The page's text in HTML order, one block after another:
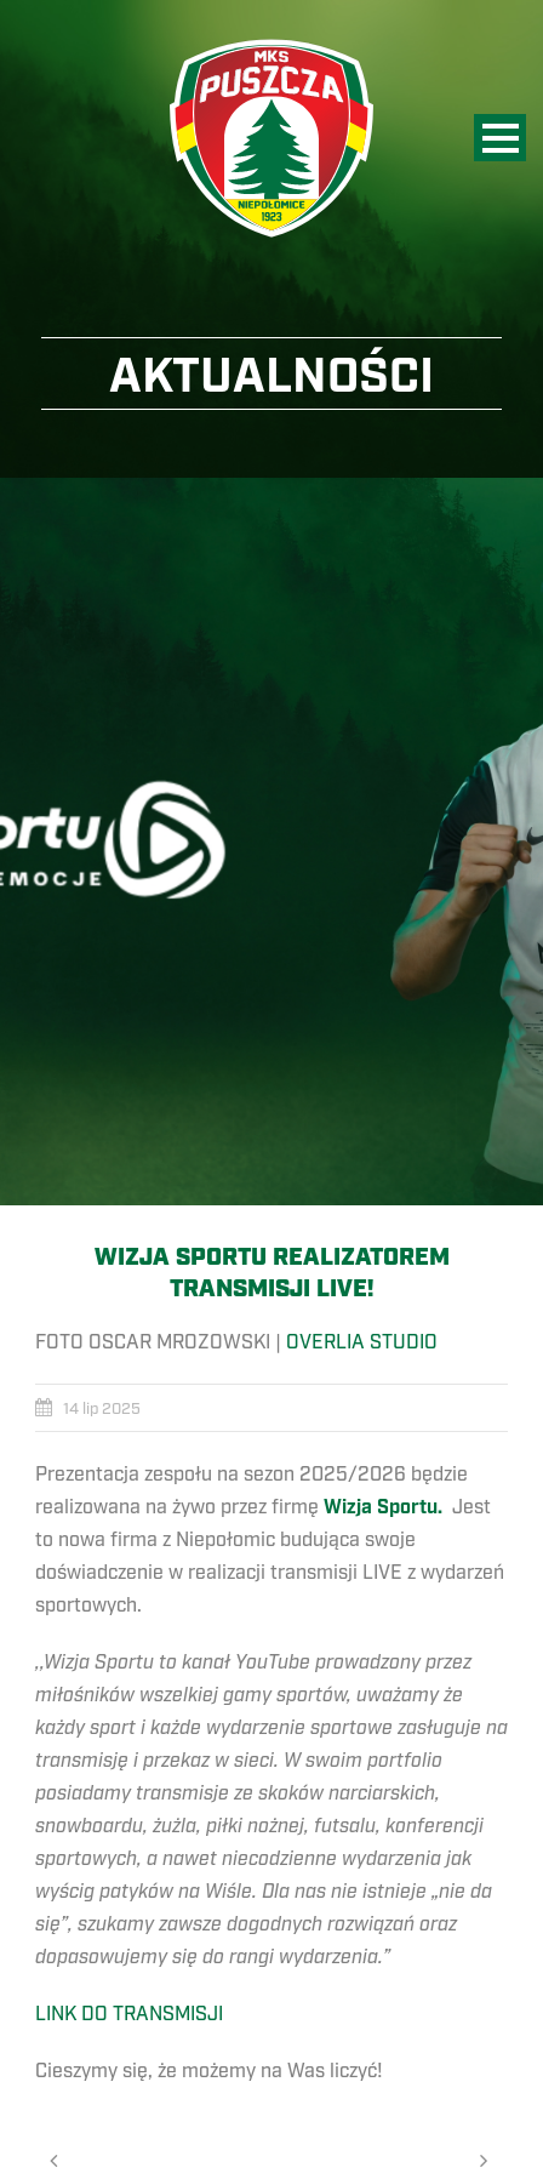
AKTUALNOŚCI
WIZJA SPORTU REALIZATOREM
TRANSMISJI LIVE!
FOTO OSCAR MROZOWSKI | OVERLIA STUDIO
14 lip 2025
Prezentacja zespołu na sezon 2025/2026 będzie
realizowana na żywo przez firmę Wizja Sportu. Jest
to nowa firma z Niepołomic budująca swoje
doświadczenie w realizacji transmisji LIVE z wydarzeń
sportowych.
,,Wizja Sportu to kanał YouTube prowadzony przez
miłośników wszelkiej gamy sportów, uważamy że
każdy sport i każde wydarzenie sportowe zasługuje na
transmisję i przekaz w sieci. W swoim portfolio
posiadamy transmisje ze skoków narciarskich,
snowboardu, żużla, piłki nożnej, futsalu, konferencji
sportowych, a nawet niecodzienne wydarzenia jak
wyścig patyków na Wiśle. Dla nas nie istnieje „nie da
się”, szukamy zawsze dogodnych rozwiązań oraz
dopasowujemy się do rangi wydarzenia.”
LINK DO TRANSMISJI
Cieszymy się, że możemy na Was liczyć!